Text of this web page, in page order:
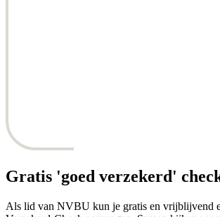
Gratis 'goed verzekerd'
Als lid van NVBU kun je gratis en vrijblijvend